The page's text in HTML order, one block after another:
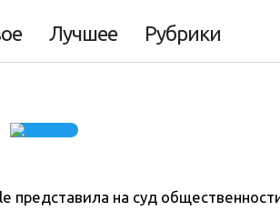
Лучшее Рубрики
представила на суд